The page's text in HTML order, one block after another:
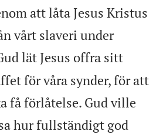
att låta Jesus Kristus
vårt slaveri under
lät Jesus offra sitt
för våra synder, för att
få förlåtelse. Gud ville
hur fullständigt god